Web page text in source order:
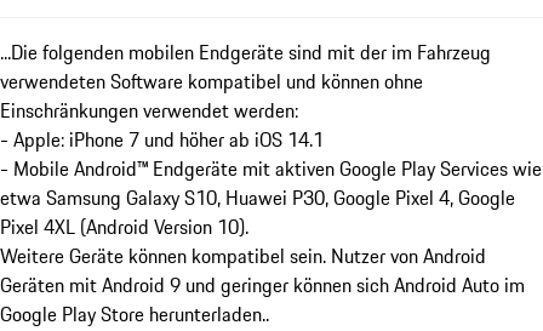
...Die folgenden mobilen Endgeräte sind mit der im Fahrzeug
verwendeten Software kompatibel und können ohne
Einschränkungen verwendet werden:
- Apple: iPhone 7 und höher ab iOS 14.1
- Mobile Android™ Endgeräte mit aktiven Google Play Services wie
etwa Samsung Galaxy S10, Huawei P30, Google Pixel 4, Google
Pixel 4XL (Android Version 10).
Weitere Geräte können kompatibel sein. Nutzer von Android
Geräten mit Android 9 und geringer können sich Android Auto im
Google Play Store herunterladen..